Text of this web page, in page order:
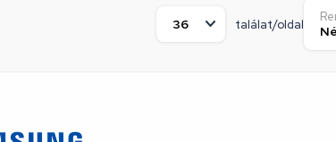
találat/oldal